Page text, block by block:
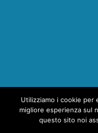
Utilizziamo i cookie per
migliore esperienza sul
questo sito noi